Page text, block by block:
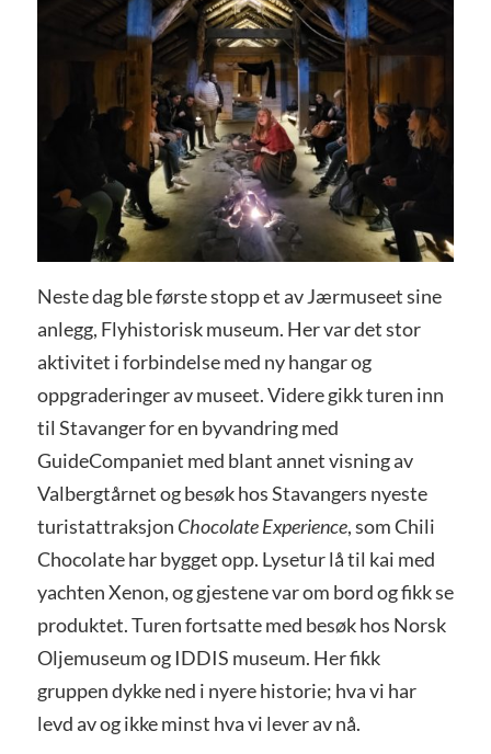
Neste dag ble første stopp et av Jærmuseet sine
anlegg, Flyhistorisk museum. Her var det stor
aktivitet i forbindelse med ny hangar og
oppgraderinger av museet. Videre gikk turen inn
til Stavanger for en byvandring med
GuideCompaniet med blant annet visning av
Valbergtårnet og besøk hos Stavangers nyeste
turistattraksjon Chocolate Experience, som Chili
Chocolate har bygget opp. Lysetur lå til kai med
yachten Xenon, og gjestene var om bord og fikk se
produktet. Turen fortsatte med besøk hos Norsk
Oljemuseum og IDDIS museum. Her fikk
gruppen dykke ned i nyere historie; hva vi har
levd av og ikke minst hva vi lever av nå.